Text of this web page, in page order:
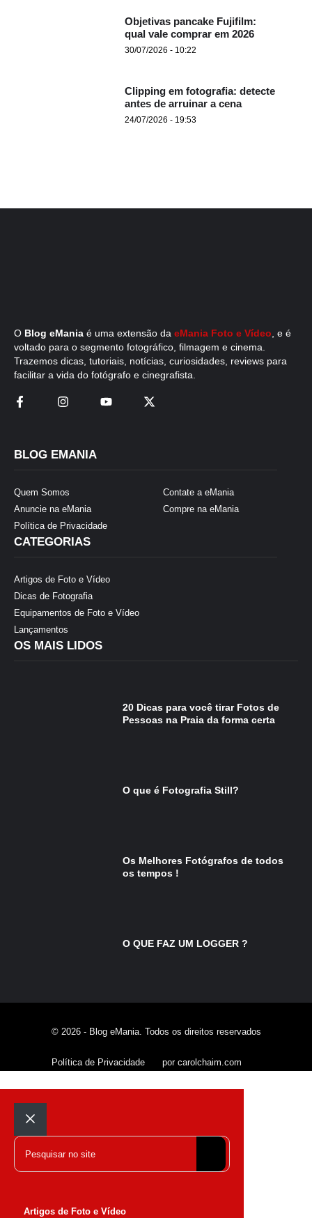
Objetivas pancake Fujifilm:
qual vale comprar em 2026
30/07/2026 - 10:22
Clipping em fotografia: detecte
antes de arruinar a cena
24/07/2026 - 19:53
O Blog eMania é uma extensão da eMania Foto e Vídeo , e é
voltado para o segmento fotográfico, filmagem e cinema.
Trazemos dicas, tutoriais, notícias, curiosidades, reviews para
facilitar a vida do fotógrafo e cinegrafista.
BLOG EMANIA
Quem Somos
Anuncie na eMania
Política de Privacidade
Contate a eMania
Compre na eMania
CATEGORIAS
Artigos de Foto e Vídeo
Dicas de Fotografia
Equipamentos de Foto e Vídeo
Lançamentos
OS MAIS LIDOS
20 Dicas para você tirar Fotos de
Pessoas na Praia da forma certa
O que é Fotografia Still?
Os Melhores Fotógrafos de todos
os tempos !
O QUE FAZ UM LOGGER ?
© 2026 - Blog eMania. Todos os direitos reservados
Política de Privacidade por carolchaim.com
Fechar
Pesquisar
Artigos de Foto e Vídeo